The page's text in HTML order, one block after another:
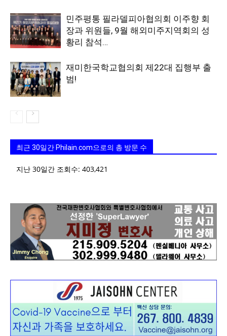
민주평통 필라델피아협의회 이주향 회
장과 위원들, 9월 해외미주지역회의 성
황리 참석…
재미한국학교협의회 제22대 집행부 출
범!
최근 30일간 Philain.com으로의 총 방문 수
지난 30일간 조회수: 403,421